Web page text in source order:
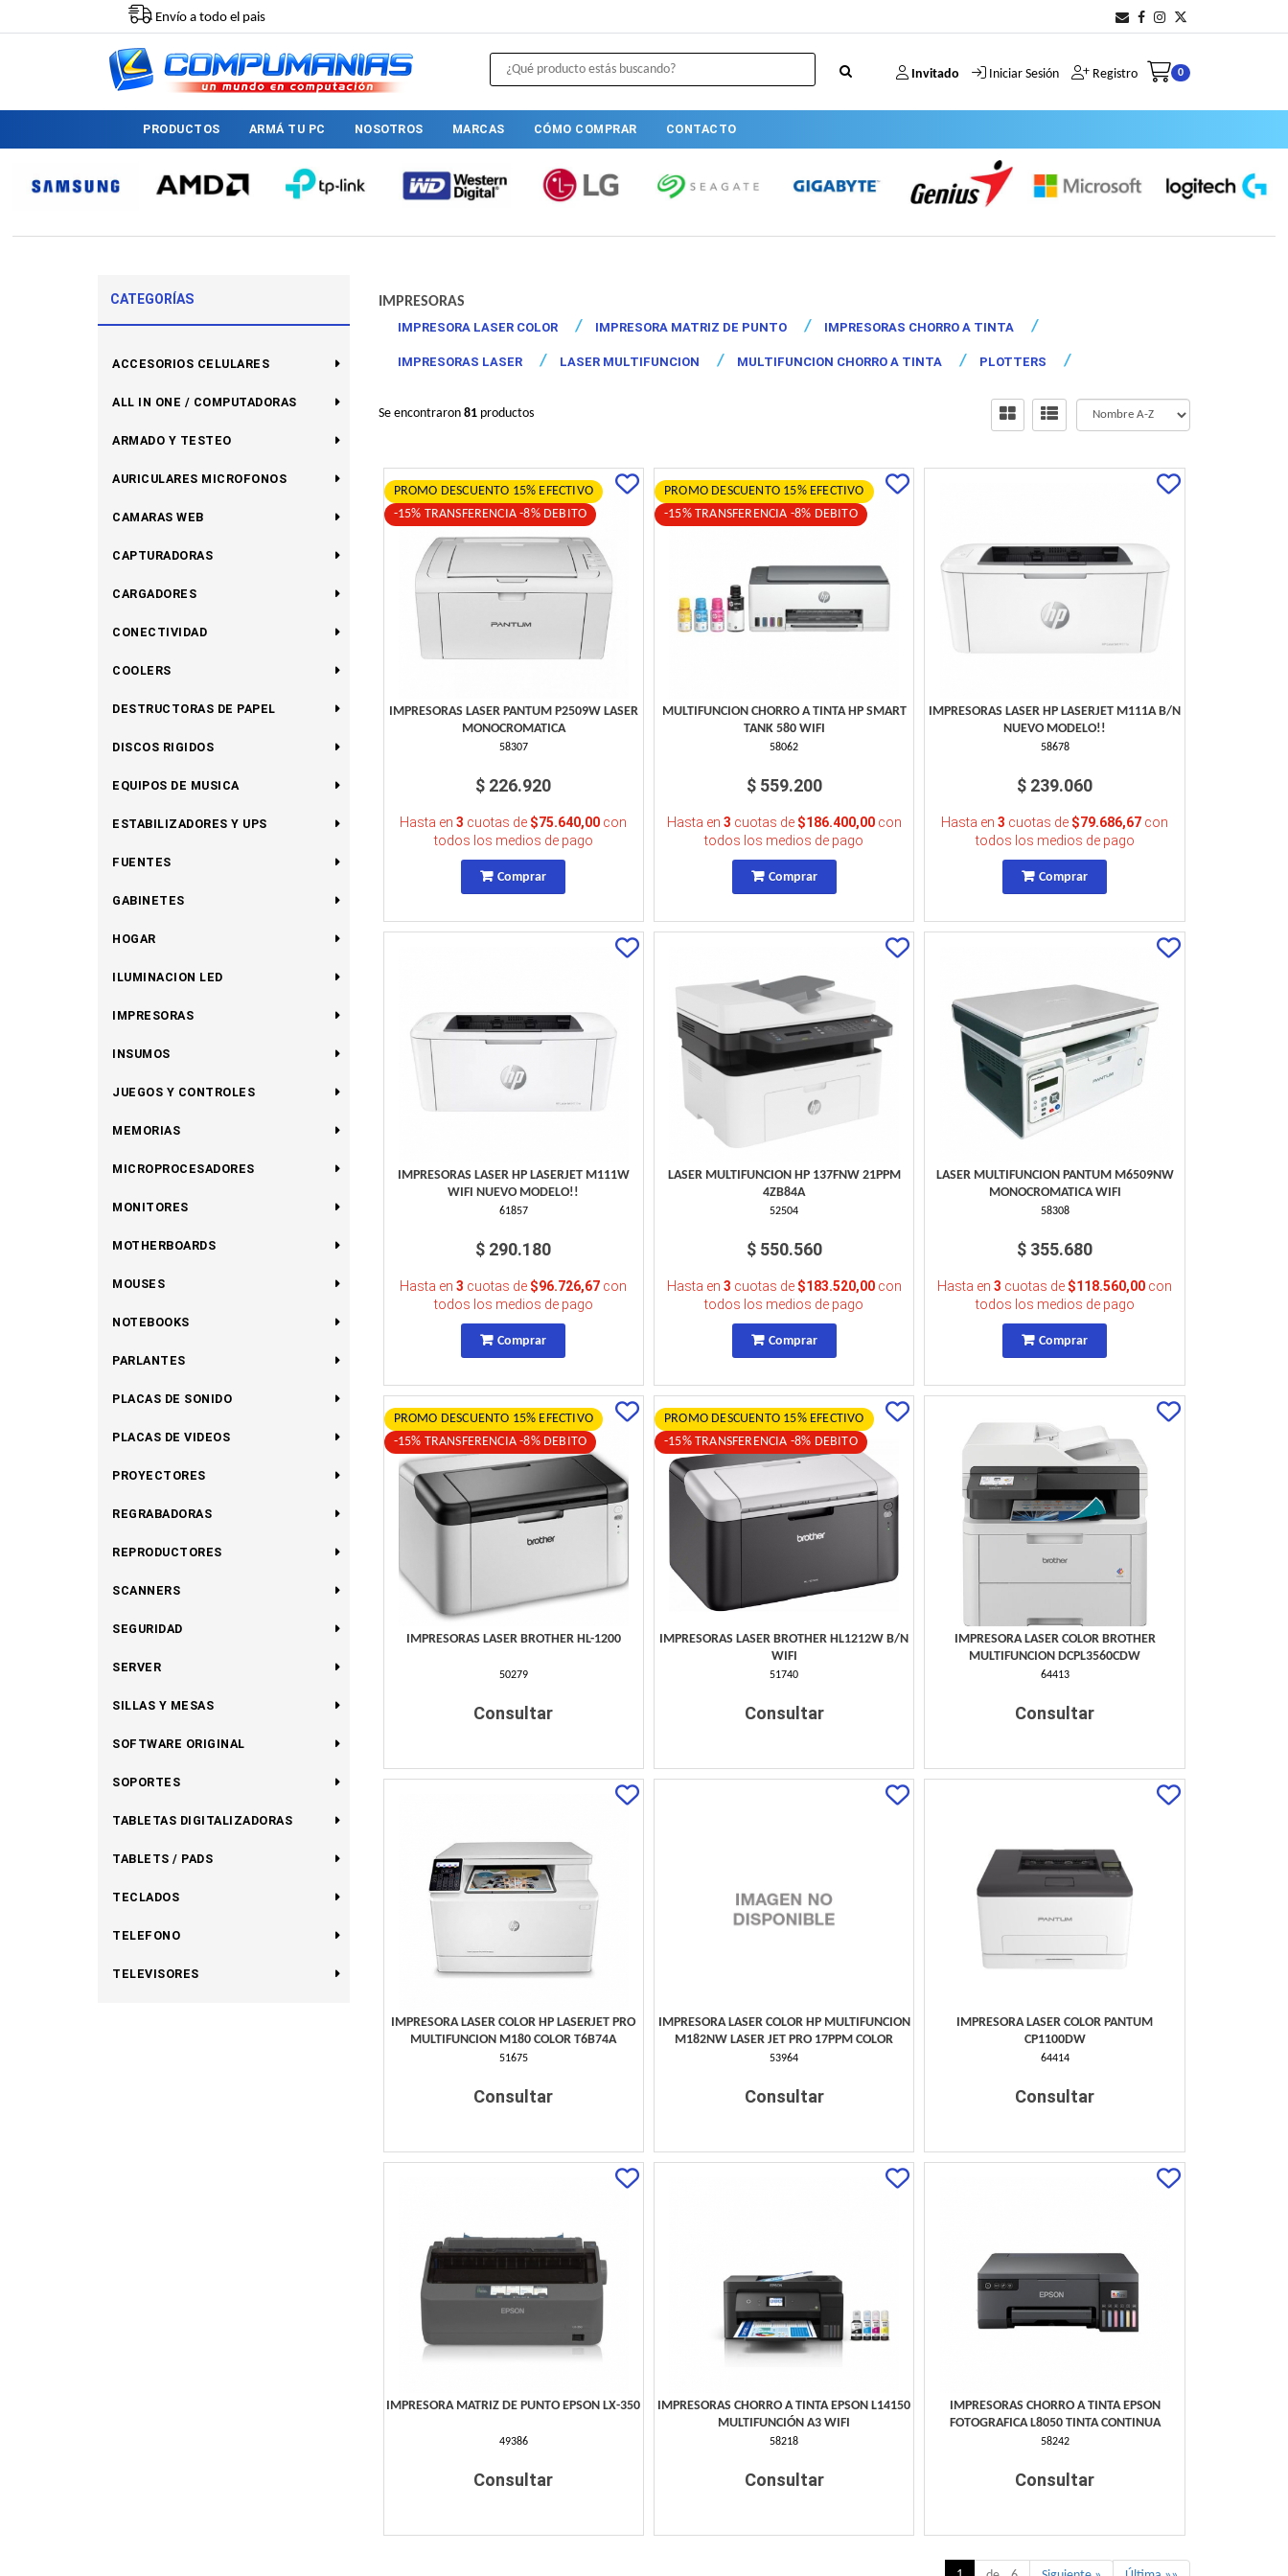
Invitado Iniciar Sesión Registro 0
PRODUCTOS ARMÁ TU PC NOSOTROS MARCAS CÓMO COMPRAR CONTACTO
Envío a todo el pais
CATEGORÍAS
ACCESORIOS CELULARES
ALL IN ONE / COMPUTADORAS
ARMADO Y TESTEO
AURICULARES MICROFONOS
CAMARAS WEB
CAPTURADORAS
CARGADORES
CONECTIVIDAD
COOLERS
DESTRUCTORAS DE PAPEL
DISCOS RIGIDOS
EQUIPOS DE MUSICA
ESTABILIZADORES Y UPS
FUENTES
GABINETES
HOGAR
ILUMINACION LED
IMPRESORAS
INSUMOS
JUEGOS Y CONTROLES
MEMORIAS
MICROPROCESADORES
MONITORES
MOTHERBOARDS
MOUSES
NOTEBOOKS
PARLANTES
PLACAS DE SONIDO
PLACAS DE VIDEOS
PROYECTORES
REGRABADORAS
REPRODUCTORES
SCANNERS
SEGURIDAD
SERVER
SILLAS Y MESAS
SOFTWARE ORIGINAL
SOPORTES
TABLETAS DIGITALIZADORAS
TABLETS / PADS
TECLADOS
TELEFONO
TELEVISORES
IMPRESORAS
IMPRESORA LASER COLOR IMPRESORA MATRIZ DE PUNTO IMPRESORAS CHORRO A TINTA
IMPRESORAS LASER LASER MULTIFUNCION MULTIFUNCION CHORRO A TINTA PLOTTERS
Se encontraron 81 productos
PROMO DESCUENTO 15% EFECTIVO
-15% TRANSFERENCIA -8% DEBITO
IMPRESORAS LASER PANTUM P2509W LASER
MONOCROMATICA
58307
$ 226.920
Hasta en3 cuotas de $75.640,00 con
todos los medios de pago
Comprar
PROMO DESCUENTO 15% EFECTIVO
-15% TRANSFERENCIA -8% DEBITO
MULTIFUNCION CHORRO A TINTA HP SMART
TANK 580 WIFI
58062
$ 559.200
Hasta en 3 cuotas de $186.400,00con
todos los medios de pago
Comprar
IMPRESORAS LASER HP LASERJET M111A B/N
NUEVO MODELO!!
58678
$ 239.060
Hasta en3 cuotas de $79.686,67 con
todos los medios de pago
Comprar
IMPRESORAS LASER HP LASERJET M111W
WIFI NUEVO MODELO!!
61857
$ 290.180
Hasta en3 cuotas de $96.726,67 con
todos los medios de pago
Comprar
LASER MULTIFUNCION HP 137FNW 21PPM
4ZB84A
52504
$ 550.560
Hasta en 3 cuotas de $183.520,00con
todos los medios de pago
Comprar
LASER MULTIFUNCION PANTUM M6509NW
MONOCROMATICA WIFI
58308
$ 355.680
Hasta en3 cuotas de $118.560,00 con
todos los medios de pago
Comprar
PROMO DESCUENTO 15% EFECTIVO
-15% TRANSFERENCIA -8% DEBITO
IMPRESORAS LASER BROTHER HL-1200
50279
Consultar
PROMO DESCUENTO 15% EFECTIVO
-15% TRANSFERENCIA -8% DEBITO
IMPRESORAS LASER BROTHER HL1212W B/N
WIFI
51740
Consultar
IMPRESORA LASER COLOR BROTHER
MULTIFUNCION DCPL3560CDW
64413
Consultar
IMPRESORA LASER COLOR HP LASERJET PRO
MULTIFUNCION M180 COLOR T6B74A
51675
Consultar
IMPRESORA LASER COLOR HP MULTIFUNCION
M182NW LASER JET PRO 17PPM COLOR
53964
Consultar
IMPRESORA LASER COLOR PANTUM
CP1100DW
64414
Consultar
IMPRESORA MATRIZ DE PUNTO EPSON LX-350
49386
Consultar
IMPRESORAS CHORRO A TINTA EPSON L14150
MULTIFUNCIÓN A3 WIFI
58218
Consultar
IMPRESORAS CHORRO A TINTA EPSON
FOTOGRAFICA L8050 TINTA CONTINUA
58242
Consultar